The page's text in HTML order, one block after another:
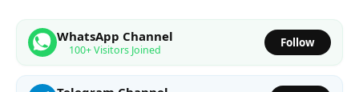
WhatsApp Channel
100+ Visitors Joined
Follow